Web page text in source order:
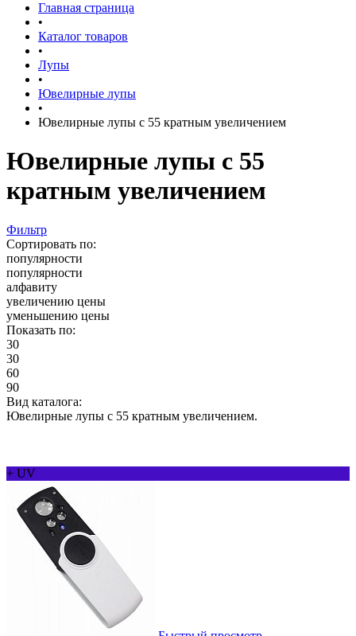
Главная страница
•
Каталог товаров
•
Лупы
•
Ювелирные лупы
•
Ювелирные лупы с 55 кратным увеличением
Ювелирные лупы с 55
кратным увеличением
Фильтр
Сортировать по:
популярности
популярности
алфавиту
увеличению цены
уменьшению цены
Показать по:
30
30
60
90
Вид каталога:
Ювелирные лупы с 55 кратным увеличением.
+ UV